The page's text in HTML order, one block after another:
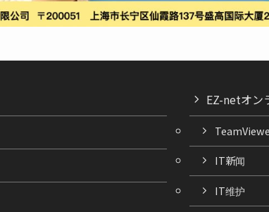
EZ-netオン
IT新闻
IT维护